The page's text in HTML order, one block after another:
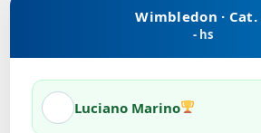
Wimbledon · Cat.
- hs
Luciano Marino